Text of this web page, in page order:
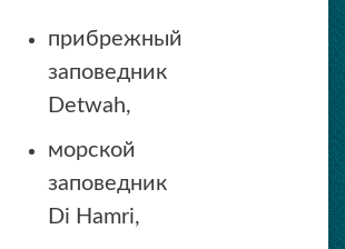
прибрежный
заповедник
Detwah,
морской
заповедник
Di Hamri,